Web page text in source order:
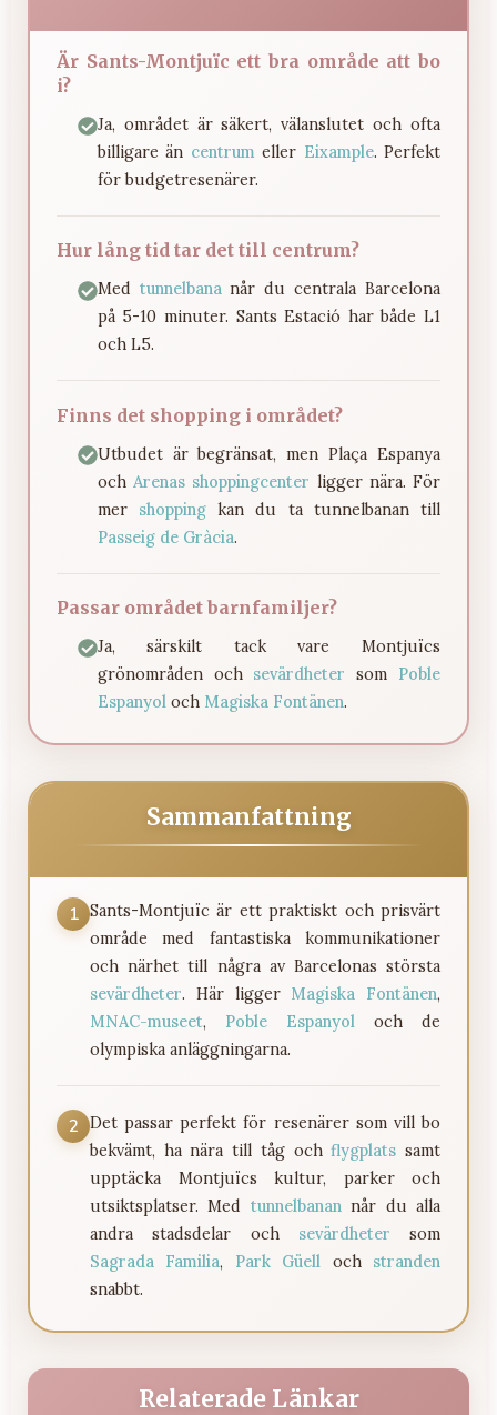
Är Sants-Montjuïc ett bra område att bo
i?
Ja, området är säkert, välanslutet och ofta
billigare än centrum eller Eixample. Perfekt
för budgetresenärer.
Hur lång tid tar det till centrum?
Med tunnelbananår du centrala Barcelona
på 5-10 minuter. Sants Estació har både L1
och L5.
Finns det shopping i området?
Utbudet är begränsat, men Plaça Espanya
och Arenas shoppingcenter ligger nära. För
mer shoppingkan du ta tunnelbanan till
Passeig de Gràcia.
Passar området barnfamiljer?
Ja, särskilt tack vare Montjuïcs
grönområden och sevärdheter som Poble
Espanyoloch Magiska Fontänen.
Sammanfattning
1 Sants-Montjuïc är ett praktiskt och prisvärt
område med fantastiska kommunikationer
och närhet till några av Barcelonas största
sevärdheter. Här ligger Magiska Fontänen,
MNAC-museet, Poble Espanyol
och de
olympiska anläggningarna.
2
Det passar perfekt för resenärer som vill bo
bekvämt, ha nära till tåg ochflygplats samt
upptäcka Montjuïcs kultur, parker och
utsiktsplatser. Med tunnelbanan når du alla
andra stadsdelar och sevärdheter som
Sagrada Familia, Park Güell och stranden
snabbt.
Relaterade Länkar